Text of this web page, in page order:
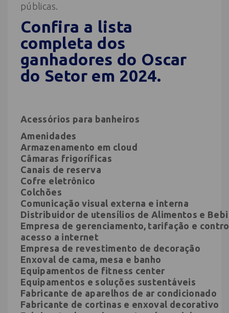
públicas.
Confira a lista
completa dos
ganhadores do Oscar
do Setor em 2024.
Acessórios para banheiros
Amenidades
Armazenamento em cloud
Câmaras frigoríficas
Canais de reserva
Cofre eletrônico
Colchões
Comunicação visual externa e interna
Distribuidor de utensílios de Alimentos e
Empresa de gerenciamento, tarifação e
acesso a internet
Empresa de revestimento de decoração
Enxoval de cama, mesa e banho
Equipamentos de fitness center
Equipamentos e soluções sustentáveis
Fabricante de aparelhos de ar condicionado
Fabricante de cortinas e enxoval decorativo